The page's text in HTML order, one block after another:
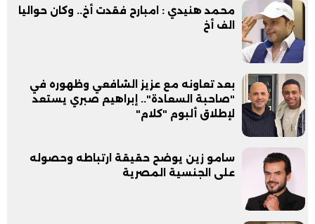
محمد هنيدي : امبارح فقدت أخ.. وكان حواليا
الف أخ
بعد تعاونه مع عزيز الشافعي وظهوره في
"صاحبة السعادة".. إبراهيم صبري يستعد
لإطلاق ألبوم "كلام"
سامو زين يوضح حقيقة ارتباطه وحصوله
على الجنسية المصرية